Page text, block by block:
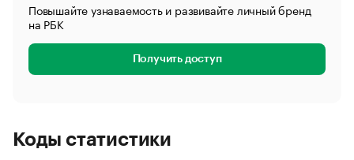
Повышайте узнаваемость и развивайте личный бренд
на РБК
Получить доступ
Коды статистики